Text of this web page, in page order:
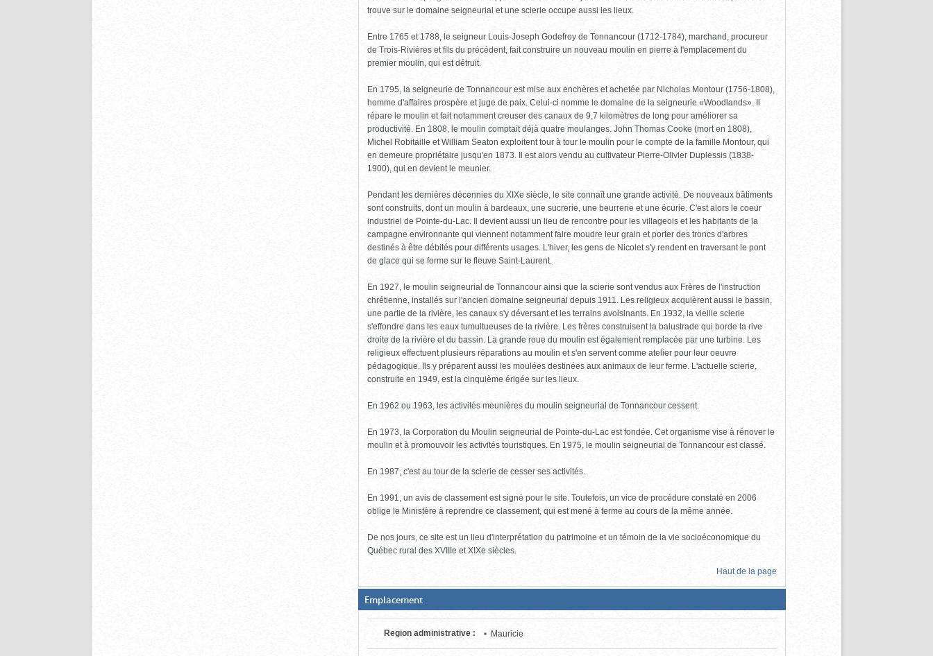
trouve sur le domaine seigneurial et une scierie occupe aussi les lieux.
Entre 1765 et 1788, le seigneur Louis-Joseph Godefroy de Tonnancour (1712-1784), marchand, procureur
de Trois-Rivières et fils du précédent, fait construire un nouveau moulin en pierre à l'emplacement du
premier moulin, qui est détruit.
En 1795, la seigneurie de Tonnancour est mise aux enchères et achetée par Nicholas Montour (1756-1808),
homme d'affaires prospère et juge de paix. Celui-ci nomme le domaine de la seigneurie «Woodlands». Il
répare le moulin et fait notamment creuser des canaux de 9,7 kilomètres de long pour améliorer sa
productivité. En 1808, le moulin comptait déjà quatre moulanges. John Thomas Cooke (mort en 1808),
Michel Robitaille et William Seaton exploitent tour à tour le moulin pour le compte de la famille Montour, qui
en demeure propriétaire jusqu'en 1873. Il est alors vendu au cultivateur Pierre-Olivier Duplessis (1838-
1900), qui en devient le meunier.
Pendant les dernières décennies du XIXe siècle, le site connaît une grande activité. De nouveaux bâtiments
sont construits, dont un moulin à bardeaux, une sucrerie, une beurrerie et une écurie. C'est alors le coeur
industriel de Pointe-du-Lac. Il devient aussi un lieu de rencontre pour les villageois et les habitants de la
campagne environnante qui viennent notamment faire moudre leur grain et porter des troncs d'arbres
destinés à être débités pour différents usages. L'hiver, les gens de Nicolet s'y rendent en traversant le pont
de glace qui se forme sur le fleuve Saint-Laurent.
En 1927, le moulin seigneurial de Tonnancour ainsi que la scierie sont vendus aux Frères de l'instruction
chrétienne, installés sur l'ancien domaine seigneurial depuis 1911. Les religieux acquièrent aussi le bassin,
une partie de la rivière, les canaux s'y déversant et les terrains avoisinants. En 1932, la vieille scierie
s'effondre dans les eaux tumultueuses de la rivière. Les frères construisent la balustrade qui borde la rive
droite de la rivière et du bassin. La grande roue du moulin est également remplacée par une turbine. Les
religieux effectuent plusieurs réparations au moulin et s'en servent comme atelier pour leur oeuvre
pédagogique. Ils y préparent aussi les moulées destinées aux animaux de leur ferme. L'actuelle scierie,
construite en 1949, est la cinquième érigée sur les lieux.
En 1962 ou 1963, les activités meunières du moulin seigneurial de Tonnancour cessent.
En 1973, la Corporation du Moulin seigneurial de Pointe-du-Lac est fondée. Cet organisme vise à rénover le
moulin et à promouvoir les activités touristiques. En 1975, le moulin seigneurial de Tonnancour est classé.
En 1987, c'est au tour de la scierie de cesser ses activités.
En 1991, un avis de classement est signé pour le site. Toutefois, un vice de procédure constaté en 2006
oblige le Ministère à reprendre ce classement, qui est mené à terme au cours de la même année.
De nos jours, ce site est un lieu d'interprétation du patrimoine et un témoin de la vie socioéconomique du
Québec rural des XVIIIe et XIXe siècles.
Haut de la page
Emplacement(Boite
fermée,
cliquer
pour
ouvrir)
Region administrative : Mauricie